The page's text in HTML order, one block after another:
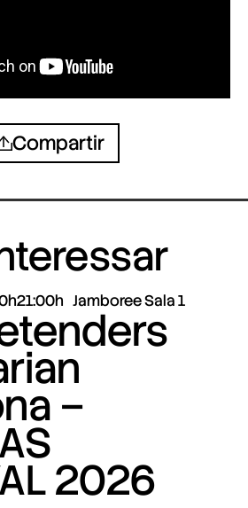
Compartir
21:00h Jamboree Sala 1
–
2026